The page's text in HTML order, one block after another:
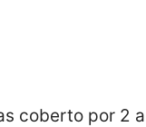
coberto por 2